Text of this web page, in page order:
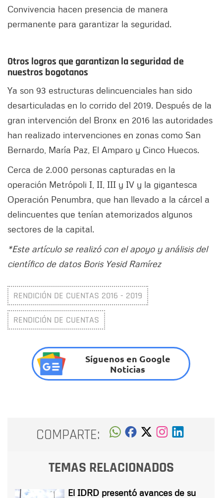
Convivencia hacen presencia de manera
permanente para garantizar la seguridad.
Otros logros que garantizan la seguridad de
nuestros bogotanos
Ya son 93 estructuras delincuenciales han sido
desarticuladas en lo corrido del 2019. Después de la
gran intervención del Bronx en 2016 las autoridades
han realizado intervenciones en zonas como San
Bernardo, María Paz, El Amparo y Cinco Huecos.
Cerca de 2.000 personas capturadas en la
operación Metrópoli I, II, III y IV y la gigantesca
Operación Penumbra, que han llevado a la cárcel a
delincuentes que tenían atemorizados algunos
sectores de la capital.
*Este artículo se realizó con el apoyo y análisis del
científico de datos Boris Yesid Ramírez
RENDICIÓN DE CUENTAS 2016 - 2019
RENDICIÓN DE CUENTAS
Síguenos en Google
Noticias
COMPARTE:
TEMAS RELACIONADOS
El IDRD presentó avances de su